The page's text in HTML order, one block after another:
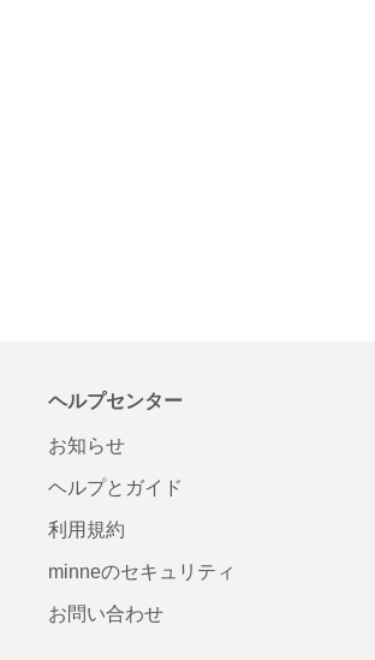
ヘルプセンター
お知らせ
ヘルプとガイド
利用規約
minneのセキュリティ
お問い合わせ